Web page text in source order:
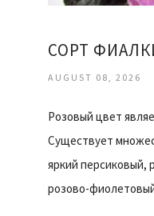
СОРТ
AUGUST 08, 2026
Розовый цвет
Существует
яркий персиковый,
розово-